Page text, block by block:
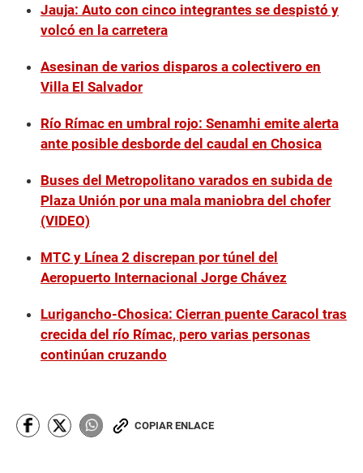
Jauja: Auto con cinco integrantes se despistó y
volcó en la carretera
Asesinan de varios disparos a colectivero en
Villa El Salvador
Río Rímac en umbral rojo: Senamhi emite alerta
ante posible desborde del caudal en Chosica
Buses del Metropolitano varados en subida de
Plaza Unión por una mala maniobra del chofer
(VIDEO)
MTC y Línea 2 discrepan por túnel del
Aeropuerto Internacional Jorge Chávez
Lurigancho-Chosica: Cierran puente Caracol tras
crecida del río Rímac, pero varias personas
continúan cruzando
COPIAR ENLACE